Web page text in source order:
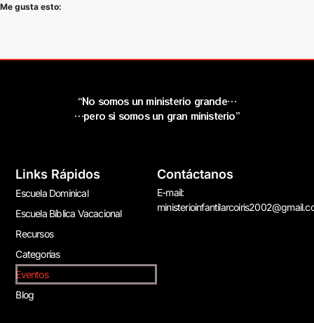
Me gusta esto:
“No somos un ministerio grande…
…pero si somos un gran ministerio”
Links Rápidos
Escuela Dominical
Escuela Bíblica Vacacional
Recursos
Categorías
Eventos
Blog
Contáctanos
E-mail: